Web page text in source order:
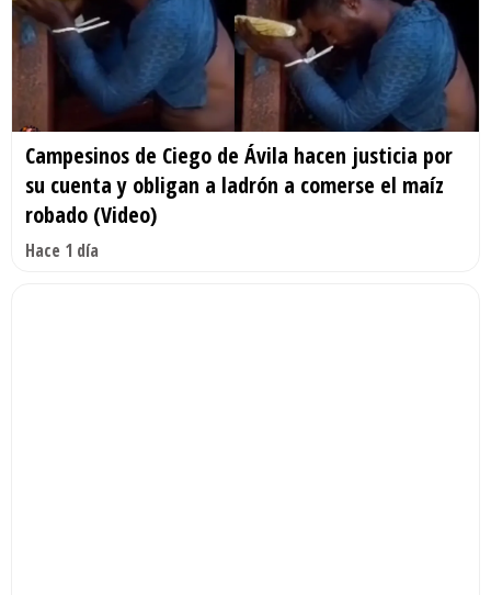
Campesinos de Ciego de Ávila hacen justicia por
su cuenta y obligan a ladrón a comerse el maíz
robado (Video)
Hace 1 día